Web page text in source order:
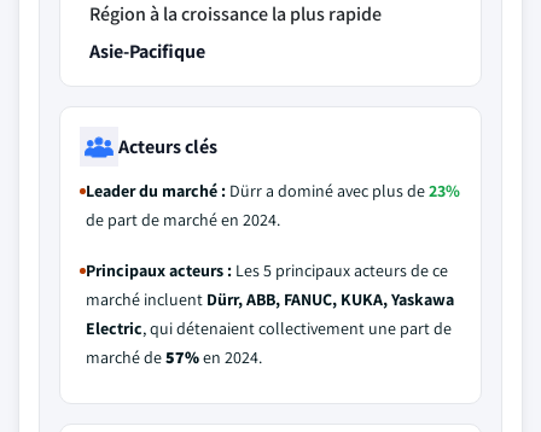
Région à la croissance la plus rapide
Asie-Pacifique
Acteurs clés
Leader du marché : Dürr a dominé avec plus de23%
de part de marché en 2024.
Principaux acteurs : Les 5 principaux acteurs de ce
marché incluent Dürr, ABB, FANUC, KUKA, Yaskawa
Electric, qui détenaient collectivement une part de
marché de57%en 2024.